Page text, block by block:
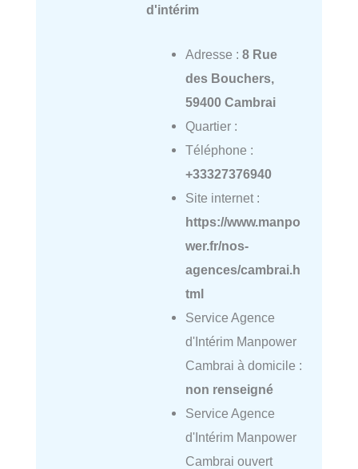
d'intérim
Adresse : 8 Rue
des Bouchers,
59400 Cambrai
Quartier :
Téléphone :
+33327376940
Site internet :
https://www.manpo
wer.fr/nos-
agences/cambrai.h
tml
Service Agence
d'Intérim Manpower
Cambrai à domicile :
non renseigné
Service Agence
d'Intérim Manpower
Cambrai ouvert